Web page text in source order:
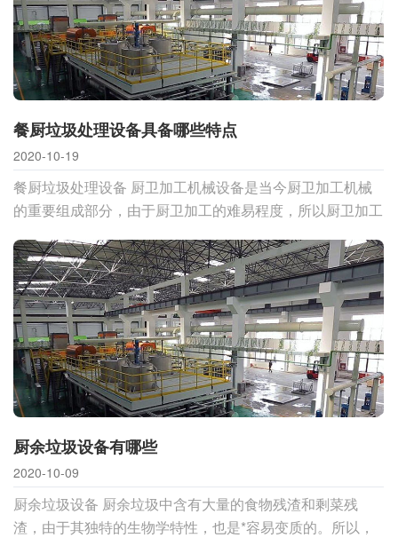
餐厨垃圾处理设备具备哪些特点
2020-10-19
餐厨垃圾处理设备 厨卫加工机械设备是当今厨卫加工机械
的重要组成部分，由于厨卫加工的难易程度，所以厨卫加工
到底具有
厨余垃圾设备有哪些
2020-10-09
厨余垃圾设备 厨余垃圾中含有大量的食物残渣和剩菜残
渣，由于其独特的生物学特性，也是*容易变质的。所以，